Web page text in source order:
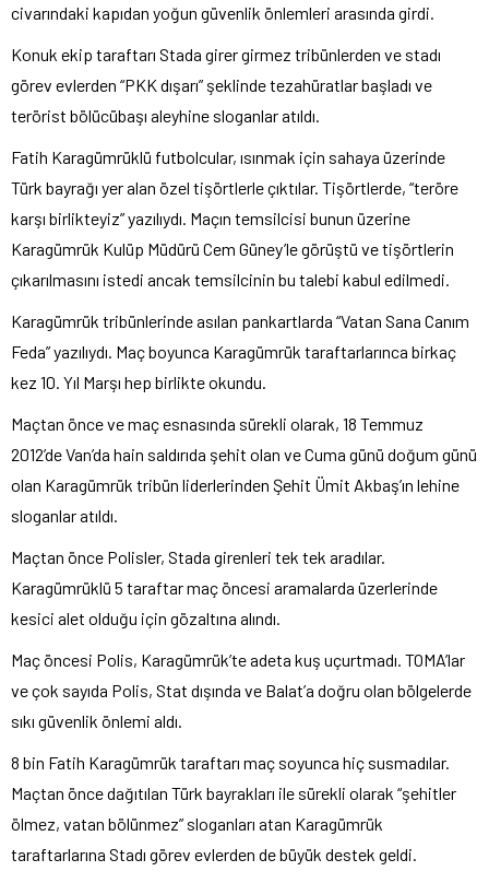
civarındaki kapıdan yoğun güvenlik önlemleri arasında girdi.
Konuk ekip taraftarı Stada girer girmez tribünlerden ve stadı
görev evlerden “PKK dışarı” şeklinde tezahüratlar başladı ve
terörist bölücübaşı aleyhine sloganlar atıldı.
Fatih Karagümrüklü futbolcular, ısınmak için sahaya üzerinde
Türk bayrağı yer alan özel tişörtlerle çıktılar. Tişörtlerde, “teröre
karşı birlikteyiz” yazılıydı. Maçın temsilcisi bunun üzerine
Karagümrük Kulüp Müdürü Cem Güney’le görüştü ve tişörtlerin
çıkarılmasını istedi ancak temsilcinin bu talebi kabul edilmedi.
Karagümrük tribünlerinde asılan pankartlarda “Vatan Sana Canım
Feda” yazılıydı. Maç boyunca Karagümrük taraftarlarınca birkaç
kez 10. Yıl Marşı hep birlikte okundu.
Maçtan önce ve maç esnasında sürekli olarak, 18 Temmuz
2012’de Van’da hain saldırıda şehit olan ve Cuma günü doğum günü
olan Karagümrük tribün liderlerinden Şehit Ümit Akbaş’ın lehine
sloganlar atıldı.
Maçtan önce Polisler, Stada girenleri tek tek aradılar.
Karagümrüklü 5 taraftar maç öncesi aramalarda üzerlerinde
kesici alet olduğu için gözaltına alındı.
Maç öncesi Polis, Karagümrük’te adeta kuş uçurtmadı. TOMA’lar
ve çok sayıda Polis, Stat dışında ve Balat’a doğru olan bölgelerde
sıkı güvenlik önlemi aldı.
8 bin Fatih Karagümrük taraftarı maç soyunca hiç susmadılar.
Maçtan önce dağıtılan Türk bayrakları ile sürekli olarak “şehitler
ölmez, vatan bölünmez” sloganları atan Karagümrük
taraftarlarına Stadı görev evlerden de büyük destek geldi.